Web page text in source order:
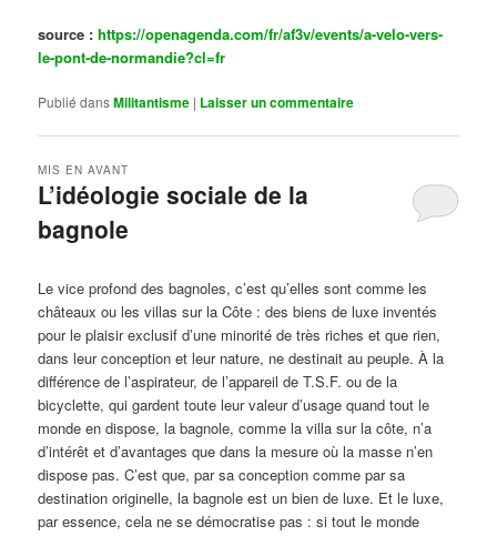
source :https://openagenda.com/fr/af3v/events/a-velo-vers-
le-pont-de-normandie?cl=fr
Publié dansMilitantisme | Laisser un commentaire
L’idéologie sociale de la
bagnole
MIS EN AVANT
Le vice profond des bagnoles, c’est qu’elles sont comme les
châteaux ou les villas sur la Côte : des biens de luxe inventés
pour le plaisir exclusif d’une minorité de très riches et que rien,
dans leur conception et leur nature, ne destinait au peuple. À la
différence de l’aspirateur, de l’appareil de T.S.F. ou de la
bicyclette, qui gardent toute leur valeur d’usage quand tout le
monde en dispose, la bagnole, comme la villa sur la côte, n’a
d’intérêt et d’avantages que dans la mesure où la masse n’en
dispose pas. C’est que, par sa conception comme par sa
destination originelle, la bagnole est un bien de luxe. Et le luxe,
par essence, cela ne se démocratise pas : si tout le monde